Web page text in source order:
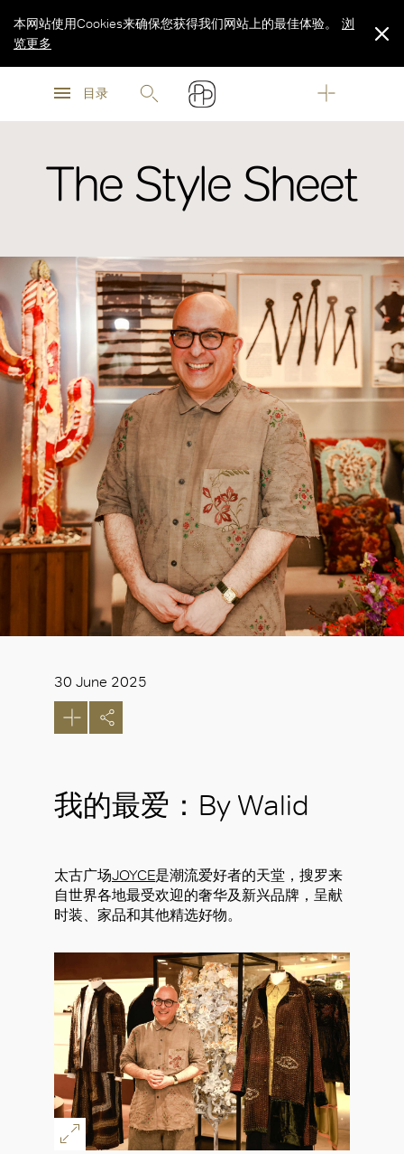
浏
目录
本网站使用Cookies来确保您获得我们网站上的最佳体验。
浏
览更多
The Style Sheet
30 June 2025
我的最爱：By Walid
太古广场JOYCE是潮流爱好者的天堂，搜罗来
自世界各地最受欢迎的奢华及新兴品牌，呈献
时装、家品和其他精选好物。